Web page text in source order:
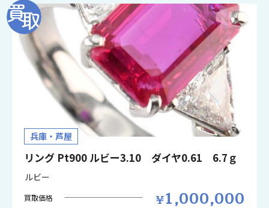
兵庫・芦屋
リング Pt900 ルビー3.10 ダイヤ0.61 6.7ｇ
ルビー
買取価格 1,000,000